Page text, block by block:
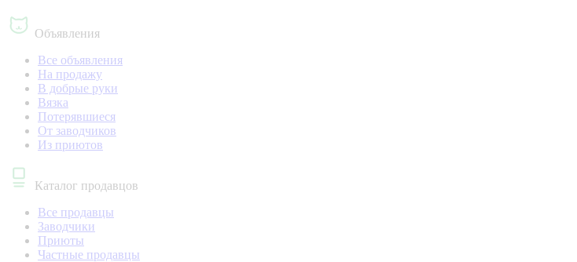
Объявления
Все объявления
На продажу
В добрые руки
Вязка
Потерявшиеся
От заводчиков
Из приютов
Каталог продавцов
Все продавцы
Заводчики
Приюты
Частные продавцы